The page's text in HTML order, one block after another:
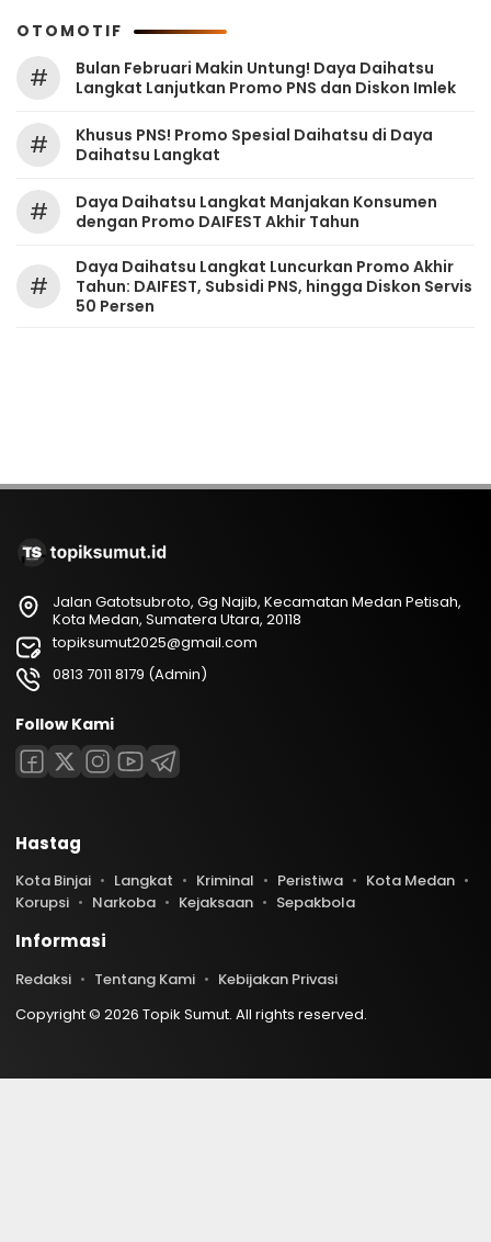
OTOMOTIF
#
Bulan Februari Makin Untung! Daya Daihatsu
Langkat Lanjutkan Promo PNS dan Diskon Imlek
#
Khusus PNS! Promo Spesial Daihatsu di Daya
Daihatsu Langkat
#
Daya Daihatsu Langkat Manjakan Konsumen
dengan Promo DAIFEST Akhir Tahun
#
Daya Daihatsu Langkat Luncurkan Promo Akhir
Tahun: DAIFEST, Subsidi PNS, hingga Diskon Servis
50 Persen
Jalan Gatotsubroto, Gg Najib, Kecamatan Medan Petisah,
Kota Medan, Sumatera Utara, 20118
topiksumut2025@gmail.com
0813 7011 8179 (Admin)
Follow Kami
Hastag
Kota Binjai Langkat Kriminal Peristiwa
Kota Medan
Korupsi
Narkoba Kejaksaan Sepakbola
Informasi
Redaksi Tentang Kami
Kebijakan Privasi
Copyright © 2026 Topik Sumut. All rights reserved.